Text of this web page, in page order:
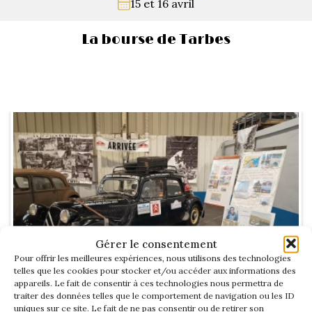
Gérer le consentement
Pour offrir les meilleures expériences, nous utilisons des technologies
telles que les cookies pour stocker et/ou accéder aux informations des
appareils. Le fait de consentir à ces technologies nous permettra de
traiter des données telles que le comportement de navigation ou les ID
uniques sur ce site. Le fait de ne pas consentir ou de retirer son
Notre local
L’assurance
Liens
La Revue
La Traction des
membres
Bibliographie
Présentation 7
Présentation 15 six
Evolution 7 et 11 -
15 et 16 avril
La bourse de Tarbes